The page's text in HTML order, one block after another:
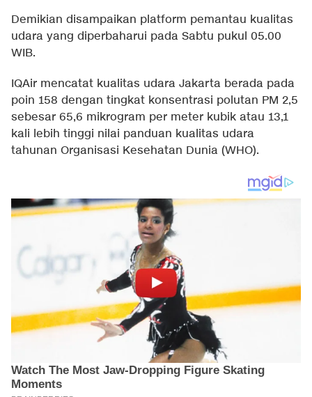
Demikian disampaikan platform pemantau kualitas
udara yang diperbaharui pada Sabtu pukul 05.00
WIB.
IQAir mencatat kualitas udara Jakarta berada pada
poin 158 dengan tingkat konsentrasi polutan PM 2,5
sebesar 65,6 mikrogram per meter kubik atau 13,1
kali lebih tinggi nilai panduan kualitas udara
tahunan Organisasi Kesehatan Dunia (WHO).